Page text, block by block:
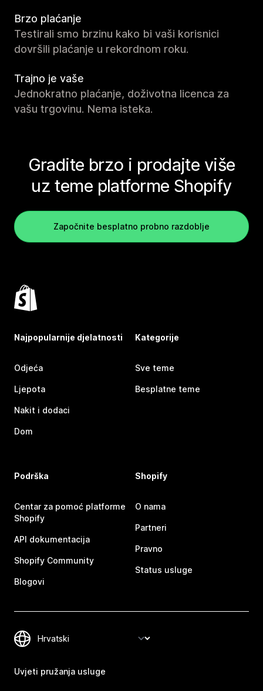
Brzo plaćanje
Testirali smo brzinu kako bi vaši korisnici
dovršili plaćanje u rekordnom roku.
Trajno je vaše
Jednokratno plaćanje, doživotna licenca za
vašu trgovinu. Nema isteka.
Gradite brzo i prodajte više
uz teme platforme Shopify
Započnite besplatno probno razdoblje
Najpopularnije djelatnosti
Odjeća
Ljepota
Nakit i dodaci
Dom
Kategorije
Sve teme
Besplatne teme
Podrška
Centar za pomoć platforme
Shopify
API dokumentacija
Shopify Community
Blogovi
Shopify
O nama
Partneri
Pravno
Status usluge
Uvjeti pružanja usluge